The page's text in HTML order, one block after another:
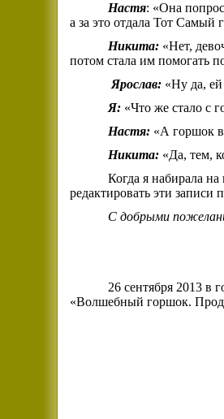
Настя: «Она
а за это отдала Тот Самый
Никита: «Нет,
потом стала им помогать
Ярослав: «Ну да,
Я: «Что же стало с
Настя: «А горшок
Никита: «Да, тем,
Когда я набирала
редактировать эти записи
С добрыми
26 сентября 2013 в
«Волшебный горшок.